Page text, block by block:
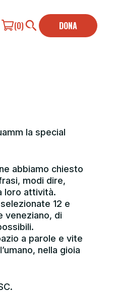
(0) DONA
la special
abbiamo chiesto
modi dire,
loro attività.
12 e
veneziano, di
a parole e vite
nella gioia